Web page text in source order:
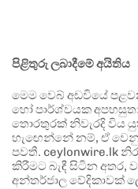
පිළිතුරු ලබාදීමේ අයිතිය
මෙම වෙබ් අඩවියේ
හෝ පාර්ශ්වයක
තොරතුරක් නිවැරදි විය
හැඟෙන්නේ නම්, ඒ
පවතී. ceylonwire.lk
කිරීමට බැඳී සිටින අතර,
අන්තර්ජාල වේදිකාවක්